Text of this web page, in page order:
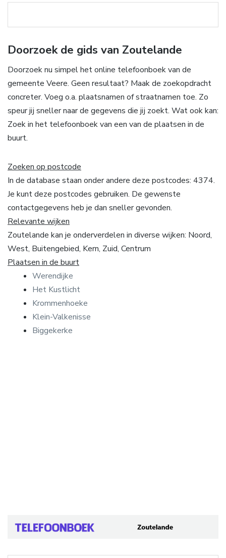
Doorzoek de gids van Zoutelande
Doorzoek nu simpel het online telefoonboek van de
gemeente Veere. Geen resultaat? Maak de zoekopdracht
concreter. Voeg o.a. plaatsnamen of straatnamen toe. Zo
speur jij sneller naar de gegevens die jij zoekt. Wat ook kan:
Zoek in het telefoonboek van een van de plaatsen in de
buurt.
Zoeken op postcode
In de database staan onder andere deze postcodes: 4374.
Je kunt deze postcodes gebruiken. De gewenste
contactgegevens heb je dan sneller gevonden.
Relevante wijken
Zoutelande kan je onderverdelen in diverse wijken: Noord,
West, Buitengebied, Kern, Zuid, Centrum
Plaatsen in de buurt
Werendijke
Het Kustlicht
Krommenhoeke
Klein-Valkenisse
Biggekerke